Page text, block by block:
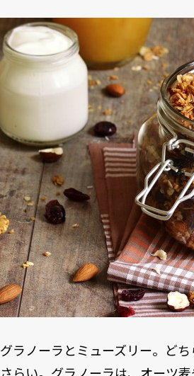
グラノーラとミューズリー。ど